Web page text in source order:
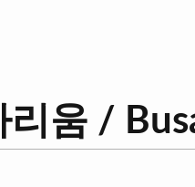
리움 /